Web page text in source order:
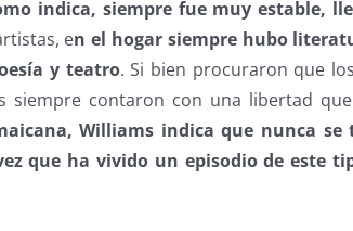
indica, siempre fue muy estable,
en el hogar siempre hubo
y teatro. Si bien procuraron que
siempre contaron con una libertad
Williams indica que nunca
que ha vivido un episodio de este